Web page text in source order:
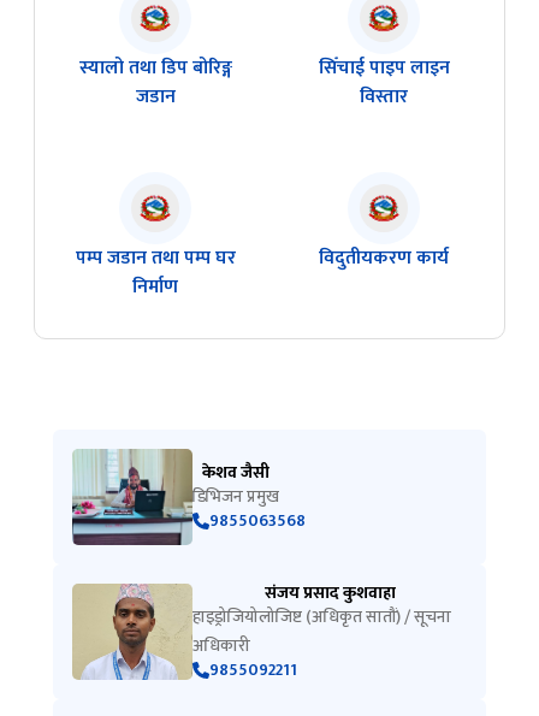
स्यालो तथा डिप बोरिङ्ग
जडान
सिँचाई पाइप लाइन
विस्तार
पम्प जडान तथा पम्प घर
निर्माण
विदुतीयकरण कार्य
केशव जैसी
डिभिजन प्रमुख
9855063568
संजय प्रसाद कुशवाहा
हाइड्रोजियोलोजिष्ट (अधिकृत सातौं) / सूचना
अधिकारी
9855092211